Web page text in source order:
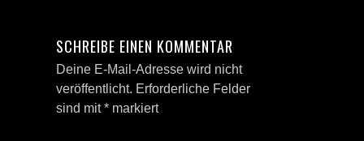
SCHREIBE EINEN KOMMENTAR
Deine E-Mail-Adresse wird nicht
veröffentlicht. Erforderliche Felder
sind mit* markiert